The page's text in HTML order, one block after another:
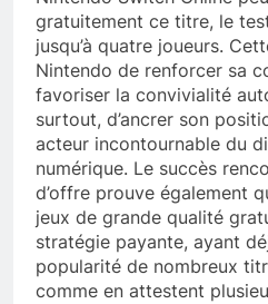
gratuitement ce titre, le
jusqu’à quatre joueurs.
Nintendo de renforcer sa
favoriser la convivialité
surtout, d’ancrer son
acteur incontournable du
numérique. Le succès
d’offre prouve également
jeux de grande qualité
stratégie payante, ayant
popularité de nombreux
comme en attestent